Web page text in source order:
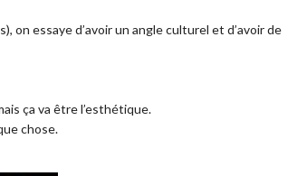
on essaye d’avoir un angle culturel et d’avoir de
ça va être l’esthétique.
chose.